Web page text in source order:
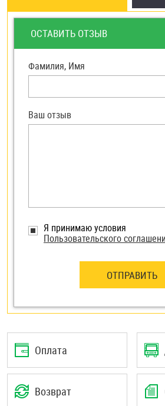
ОСТАВИТЬ ОТЗЫВ
Фамилия, Имя
Я принимаю условия
Пользовательского
ОТПРАВИТЬ
Ваш отзыв
Оплата
Возврат